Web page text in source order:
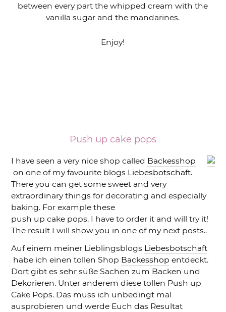
between every part the whipped cream with the
vanilla sugar and the mandarines.
Enjoy!
Push up cake pops
I have seen a very nice shop called Backesshop
on one of my favourite blogs Liebesbotschaft.
There you can get some sweet and very
extraordinary things for decorating and especially
baking. For example these
push up cake pops. I have to order it and will try it!
The result I will show you in one of my next posts..
Auf einem meiner Lieblingsblogs Liebesbotschaft
habe ich einen tollen Shop Backesshop entdeckt.
Dort gibt es sehr süße Sachen zum Backen und
Dekorieren. Unter anderem diese tollen Push up
Cake Pops. Das muss ich unbedingt mal
ausprobieren und werde Euch das Resultat